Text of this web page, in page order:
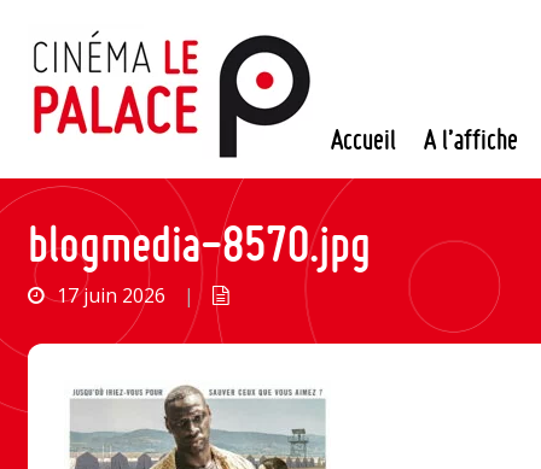
contenu
Accueil A l’affiche
blogmedia-8570.jpg
17 juin 2026 |